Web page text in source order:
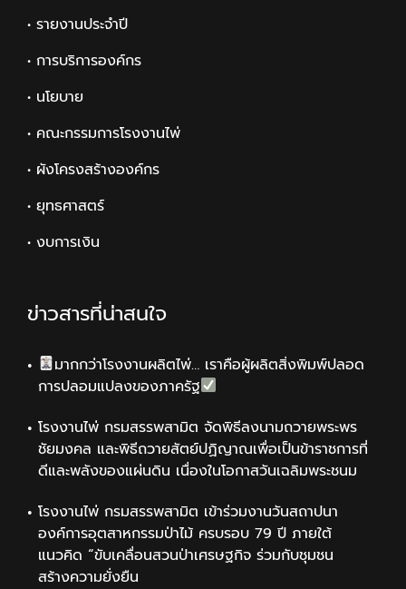
• รายงานประจำปี
• การบริการองค์กร
• นโยบาย
• คณะกรรมการโรงงานไพ่
• ผังโครงสร้างองค์กร
• ยุทธศาสตร์
• งบการเงิน
ข่าวสารที่น่าสนใจ
มากกว่าโรงงานผลิตไพ่… เราคือผู้ผลิตสิ่งพิมพ์ปลอด
การปลอมแปลงของภาครัฐ
โรงงานไพ่ กรมสรรพสามิต จัดพิธีลงนามถวายพระพร
ชัยมงคล และพิธีถวายสัตย์ปฏิญาณเพื่อเป็นข้าราชการที่
ดีและพลังของแผ่นดิน เนื่องในโอกาสวันเฉลิมพระชนม
โรงงานไพ่ กรมสรรพสามิต เข้าร่วมงานวันสถาปนา
องค์การอุตสาหกรรมป่าไม้ ครบรอบ 79 ปี ภายใต้
แนวคิด “ขับเคลื่อนสวนป่าเศรษฐกิจ ร่วมกับชุมชน
สร้างความยั่งยืน